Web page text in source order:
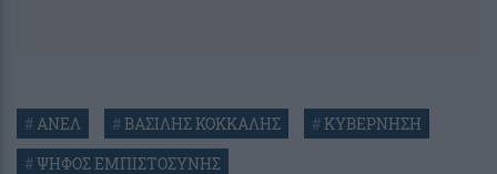
#ΑΝΕΛ #ΒΑΣΙΛΗΣ ΚΟΚΚΑΛΗΣ #ΚΥΒΕΡΝΗΣΗ
#ΨΗΦΟΣ ΕΜΠΙΣΤΟΣΥΝΗΣ